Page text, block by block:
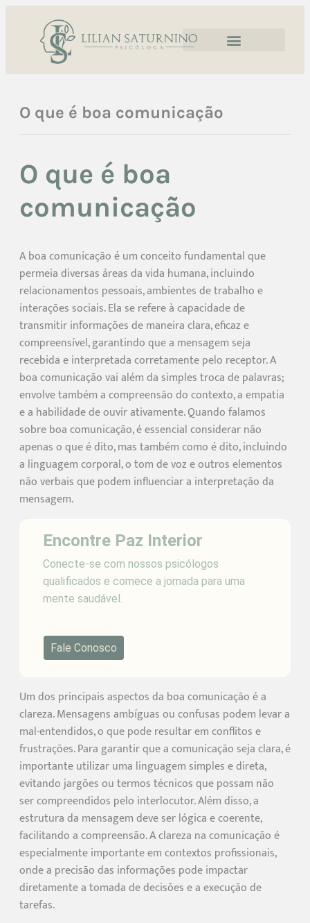
O que é boa comunicação
O que é boa
comunicação
A boa comunicação é um conceito fundamental que
permeia diversas áreas da vida humana, incluindo
relacionamentos pessoais, ambientes de trabalho e
interações sociais. Ela se refere à capacidade de
transmitir informações de maneira clara, eficaz e
compreensível, garantindo que a mensagem seja
recebida e interpretada corretamente pelo receptor. A
boa comunicação vai além da simples troca de palavras;
envolve também a compreensão do contexto, a empatia
e a habilidade de ouvir ativamente. Quando falamos
sobre boa comunicação, é essencial considerar não
apenas o que é dito, mas também como é dito, incluindo
a linguagem corporal, o tom de voz e outros elementos
não verbais que podem influenciar a interpretação da
mensagem.
Encontre Paz Interior
Conecte-se com nossos psicólogos
qualificados e comece a jornada para uma
mente saudável.
Fale Conosco
Um dos principais aspectos da boa comunicação é a
clareza. Mensagens ambíguas ou confusas podem levar a
mal-entendidos, o que pode resultar em conflitos e
frustrações. Para garantir que a comunicação seja clara, é
importante utilizar uma linguagem simples e direta,
evitando jargões ou termos técnicos que possam não
ser compreendidos pelo interlocutor. Além disso, a
estrutura da mensagem deve ser lógica e coerente,
facilitando a compreensão. A clareza na comunicação é
especialmente importante em contextos profissionais,
onde a precisão das informações pode impactar
diretamente a tomada de decisões e a execução de
tarefas.